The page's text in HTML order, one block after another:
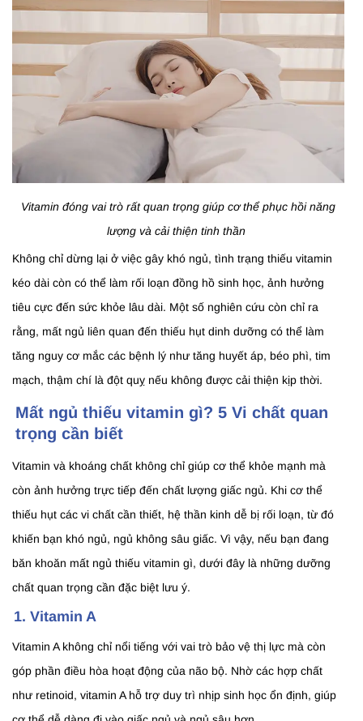
Vitamin đóng vai trò rất quan trọng giúp cơ thể phục hồi năng
lượng và cải thiện tinh thần
Không chỉ dừng lại ở việc gây khó ngủ, tình trạng thiếu vitamin
kéo dài còn có thể làm rối loạn đồng hồ sinh học, ảnh hưởng
tiêu cực đến sức khỏe lâu dài. Một số nghiên cứu còn chỉ ra
rằng, mất ngủ liên quan đến thiếu hụt dinh dưỡng có thể làm
tăng nguy cơ mắc các bệnh lý như tăng huyết áp, béo phì, tim
mạch, thậm chí là đột quỵ nếu không được cải thiện kịp thời.
Mất ngủ thiếu vitamin gì? 5 Vi chất quan
trọng cần biết
Vitamin và khoáng chất không chỉ giúp cơ thể khỏe mạnh mà
còn ảnh hưởng trực tiếp đến chất lượng giấc ngủ. Khi cơ thể
thiếu hụt các vi chất cần thiết, hệ thần kinh dễ bị rối loạn, từ đó
khiến bạn khó ngủ, ngủ không sâu giấc. Vì vậy, nếu bạn đang
băn khoăn mất ngủ thiếu vitamin gì, dưới đây là những dưỡng
chất quan trọng cần đặc biệt lưu ý.
1. Vitamin A
Vitamin A không chỉ nổi tiếng với vai trò bảo vệ thị lực mà còn
góp phần điều hòa hoạt động của não bộ. Nhờ các hợp chất
như retinoid, vitamin A hỗ trợ duy trì nhịp sinh học ổn định, giúp